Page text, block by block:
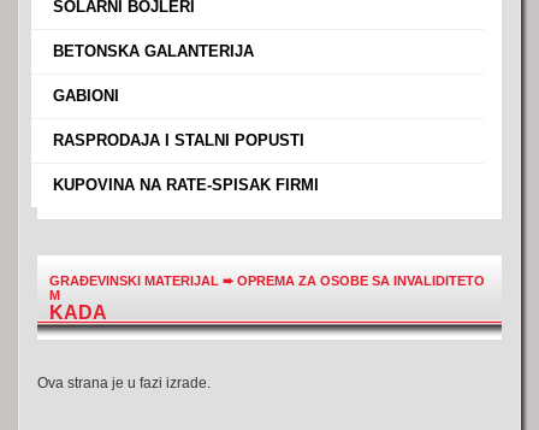
SOLARNI BOJLERI
BETONSKA GALANTERIJA
GABIONI
RASPRODAJA I STALNI POPUSTI
KUPOVINA NA RATE-SPISAK FIRMI
GRAĐEVINSKI MATERIJAL ➨OPREMA ZA OSOBE SA INVALIDITETO
M
KADA
Ova strana je u fazi izrade.